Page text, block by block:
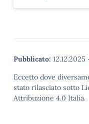
Pubblicato: 12.12.2025
Eccetto dove
stato rilasciato sotto
Attribuzione 4.0 Italia.